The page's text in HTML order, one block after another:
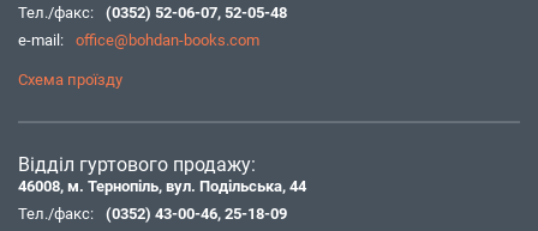
Тел./факс:
(0352) 52-06-07, 52-05-48
e-mail:
office@bohdan-books.com
Схема проїзду
Відділ гуртового продажу:
46008, м. Тернопіль, вул. Подільська, 44
Тел./факс:
(0352) 43-00-46, 25-18-09